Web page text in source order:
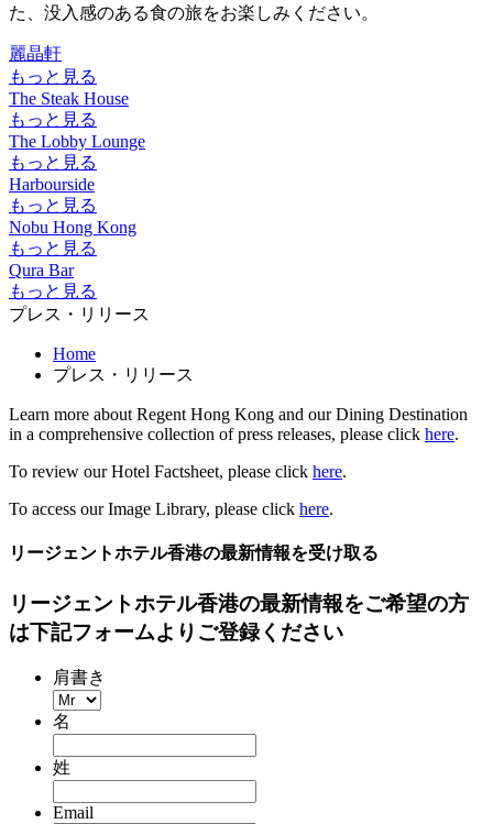
た、没入感のある食の旅をお楽しみください。
麗晶軒
もっと見る
The Steak House
もっと見る
The Lobby Lounge
もっと見る
Harbourside
もっと見る
Nobu Hong Kong
もっと見る
Qura Bar
もっと見る
プレス・リリース
Home
プレス・リリース
Learn more about Regent Hong Kong and our Dining Destination
in a comprehensive collection of press releases, please click here.
To review our Hotel Factsheet, please click here.
To access our Image Library, please click here.
リージェントホテル香港の最新情報を受け取る
リージェントホテル香港の最新情報をご希望の方
は下記フォームよりご登録ください
肩書き
名
姓
Email